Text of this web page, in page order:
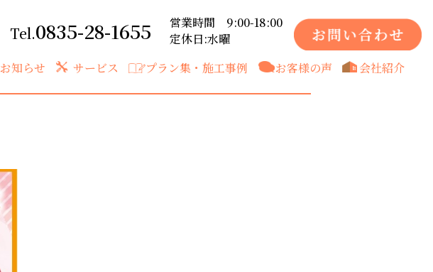
0835-28-1655
営業時間 9:00-18:00
定休日:水曜
お知らせ サービス プラン集・施工事例 お客様の声 会社紹介